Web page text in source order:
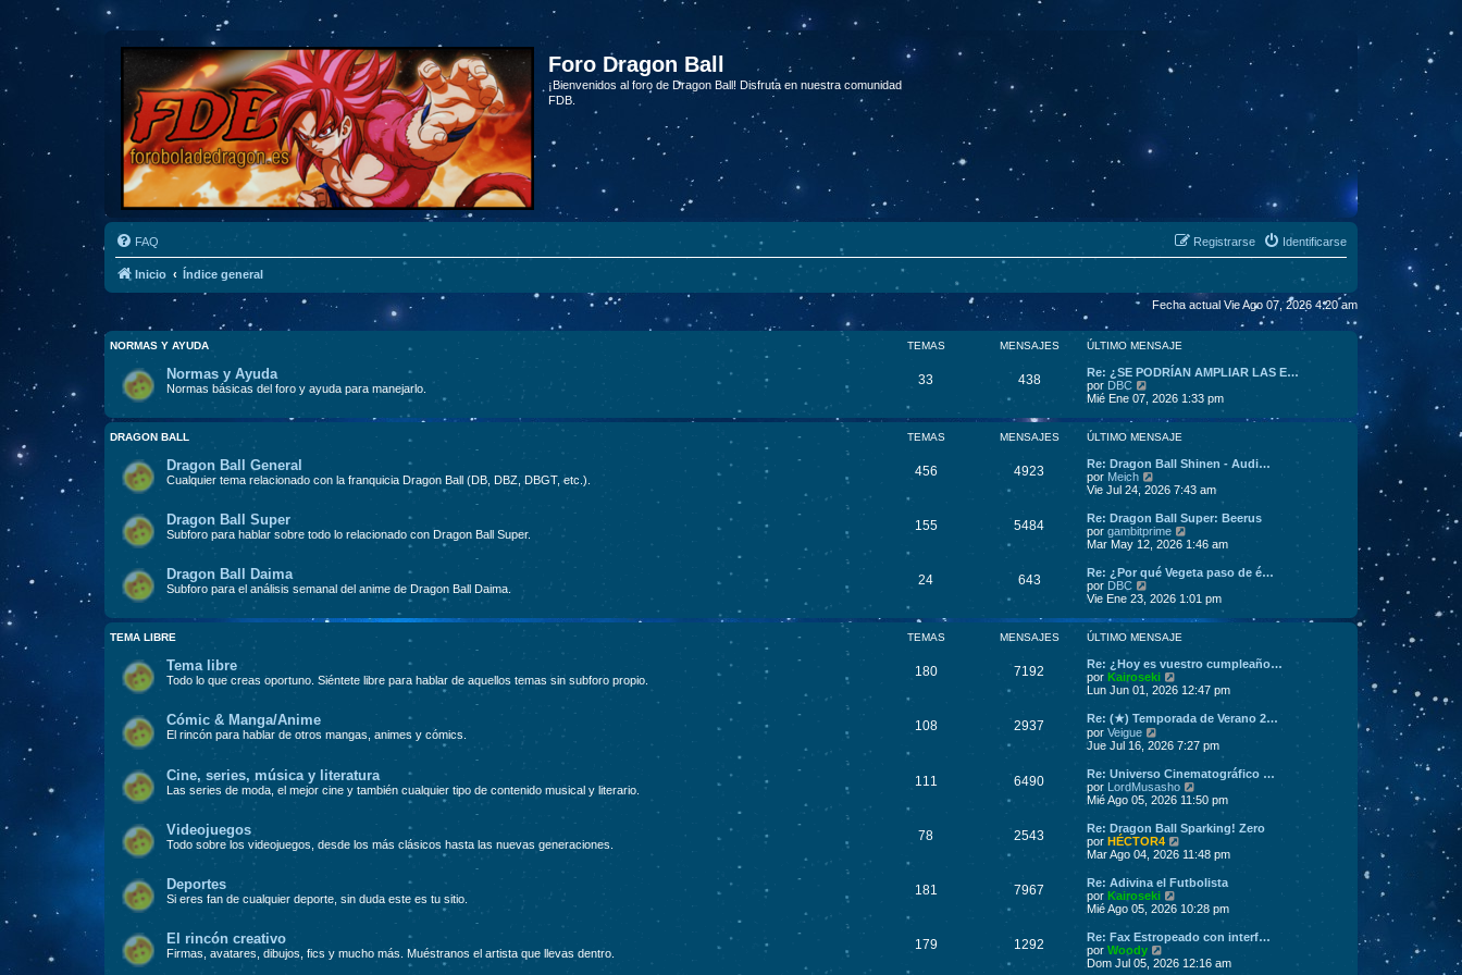
Foro Dragon Ball
¡Bienvenidos al foro de Dragon Ball! Disfruta en nuestra comunidad
FDB.
FAQ Identificarse
Registrarse
Inicio Índice general
Fecha actual Vie Ago 07, 2026 4:20 am
NORMAS Y AYUDA TEMAS MENSAJES ÚLTIMO MENSAJE
Normas y Ayuda
Normas básicas del foro y ayuda para manejarlo.
33 438
Re: ¿SE PODRÍAN AMPLIAR LAS E…
por DBC
e
l
i
m
o
e
n
s
a
e
Mié Ene 07, 2026 1:33 pm
DRAGON BALL TEMAS MENSAJES ÚLTIMO MENSAJE
Dragon Ball General
Cualquier tema relacionado con la franquicia Dragon Ball (DB, DBZ, DBGT, etc.).
456 4923
Re: Dragon Ball Shinen - Audi…
por Meich
e
ú
l
t
m
o
m
e
n
s
a
e
Vie Jul 24, 2026 7:43 am
Dragon Ball Super
Subforo para hablar sobre todo lo relacionado con Dragon Ball Super.
155 5484
Re: Dragon Ball Super: Beerus
por gambitprime
e
ú
t
m
e
s
j
e
Mar May 12, 2026 1:46 am
Dragon Ball Daima
Subforo para el análisis semanal del anime de Dragon Ball Daima.
24 643
Re: ¿Por qué Vegeta paso de é…
por DBC
e
ú
l
i
m
o
e
n
s
a
e
Vie Ene 23, 2026 1:01 pm
TEMA LIBRE TEMAS MENSAJES ÚLTIMO MENSAJE
Tema libre
Todo lo que creas oportuno. Siéntete libre para hablar de aquellos temas sin subforo propio.
180 7192
Re: ¿Hoy es vuestro cumpleaño…
por Kairoseki
e
ú
t
o
m
e
s
a
j
Lun Jun 01, 2026 12:47 pm
Cómic & Manga/Anime
El rincón para hablar de otros mangas, animes y cómics.
108 2937
Re: (★) Temporada de Verano 2…
por Veigue
e
ú
l
t
m
o
m
e
s
a
j
Jue Jul 16, 2026 7:27 pm
Cine, series, música y literatura
Las series de moda, el mejor cine y también cualquier tipo de contenido musical y literario.
111 6490
Re: Universo Cinematográfico …
por LordMusasho
e
ú
t
m
o
m
e
s
j
Mié Ago 05, 2026 11:50 pm
Videojuegos
Todo sobre los videojuegos, desde los más clásicos hasta las nuevas generaciones.
78 2543
Re: Dragon Ball Sparking! Zero
por HÉCTOR4
e
ú
t
m
o
m
e
Mar Ago 04, 2026 11:48 pm
Deportes
Si eres fan de cualquier deporte, sin duda este es tu sitio.
181 7967
Re: Adivina el Futbolista
por Kairoseki
e
ú
t
Mié Ago 05, 2026 10:28 pm
El rincón creativo
Firmas, avatares, dibujos, fics y mucho más. Muéstranos el artista que llevas dentro.
179 1292
Re: Fax Estropeado con interf…
por Woody
e
Dom Jul 05, 2026 12:16 am